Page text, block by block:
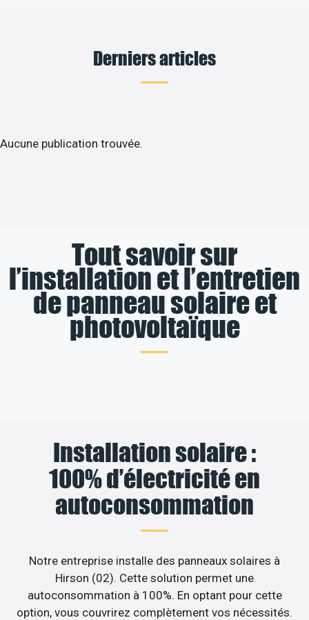
Derniers articles
Aucune publication trouvée.
Tout savoir sur
l’installation et l’entretien
de panneau solaire et
photovoltaïque
Installation solaire :
100% d’électricité en
autoconsommation
Notre entreprise installe des panneaux solaires à
Hirson (02). Cette solution permet une
autoconsommation à 100%. En optant pour cette
option, vous couvrirez complètement vos nécessités.